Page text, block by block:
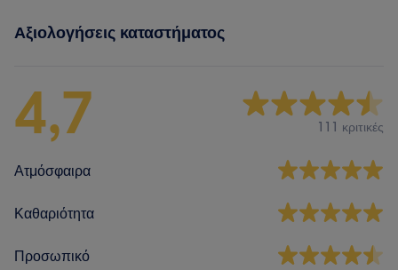
Αξιολογήσεις καταστήματος
4,7 111 κριτικές
Ατμόσφαιρα
Καθαριότητα
Προσωπικό